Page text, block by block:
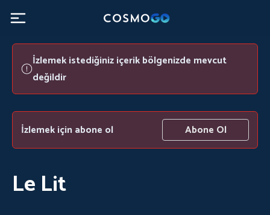
İzlemek istediğiniz içerik bölgenizde mevcut
değildir
İzlemek için abone ol Abone Ol
Le Lit